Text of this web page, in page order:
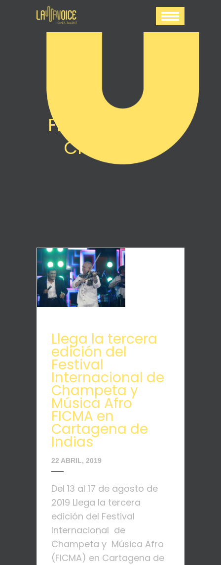
FESTIVAL DE LA
CHAMPETA
Llega la tercera
edición del
Festival
Internacional de
Champeta y
Música Afro
FICMA en
Cartagena de
Indias
22 ABRIL, 2019
Del 13 al 17 de agosto de
2019 Llega la tercera
edición del Festival
Internacional de
Champeta y Música Afro
(FICMA) en Cartagena de